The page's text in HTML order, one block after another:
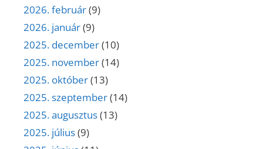
2026. február(9)
2026. január(9)
2025. december(10)
2025. november(14)
2025. október(13)
2025. szeptember(14)
2025. augusztus(13)
2025. július(9)